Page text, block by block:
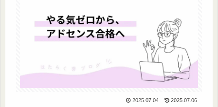
2025.07.04 2025.07.06